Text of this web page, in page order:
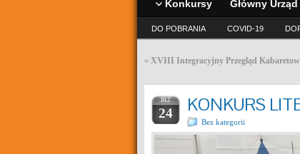
Konkursy Główny
DO POBRANIA COVID-19
« XVIII Integracyjny Przegląd
PAŹ
24 KONKURS
Bez kategorii